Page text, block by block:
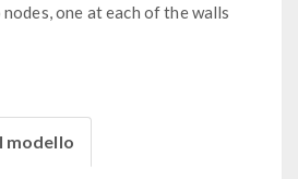
one at each of the walls
modello